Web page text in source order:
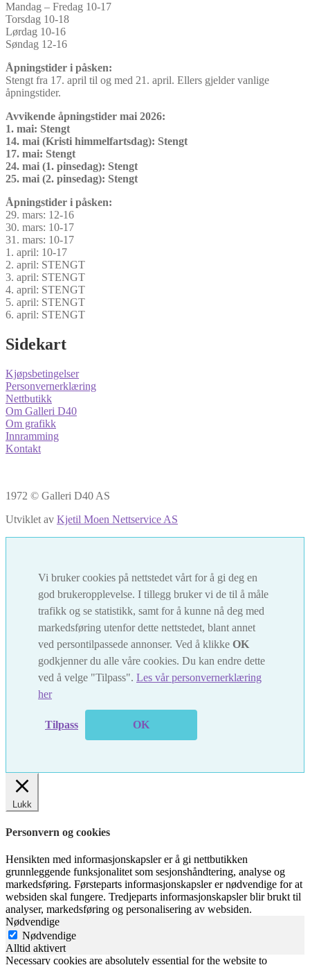
Mandag – Fredag 10-17
Torsdag 10-18
Lørdag 10-16
Søndag 12-16
Åpningstider i påsken:
Stengt fra 17. april til og med 21. april. Ellers gjelder vanlige
åpningstider.
Avvikende åpningstider mai 2026:
1. mai: Stengt
14. mai (Kristi himmelfartsdag): Stengt
17. mai: Stengt
24. mai (1. pinsedag): Stengt
25. mai (2. pinsedag): Stengt
Åpningstider i påsken:
29. mars: 12-16
30. mars: 10-17
31. mars: 10-17
1. april: 10-17
2. april: STENGT
3. april: STENGT
4. april: STENGT
5. april: STENGT
6. april: STENGT
Sidekart
Kjøpsbetingelser
Personvernerklæring
Nettbutikk
Om Galleri D40
Om grafikk
Innramming
Kontakt
1972 © Galleri D40 AS
Utviklet av Kjetil Moen Nettservice AS
Vi bruker cookies på nettstedet vårt for å gi deg en
god brukeropplevelse. I tillegg bruker vi de til å måle
trafikk og se statistikk, samt for å kunne nå deg med
markedsføring utenfor dette nettstedet, blant annet
ved persontilpassede annonser. Ved å klikke OK
godkjenner du alle våre cookies. Du kan endre dette
ved å velge "Tilpass". Les vår personvernerklæring
her
Tilpass OK
Lukk
Personvern og cookies
Hensikten med informasjonskapsler er å gi nettbutikken
grunnleggende funksjonalitet som sesjonshåndtering, analyse og
markedsføring. Førsteparts informasjonskapsler er nødvendige for at
websiden skal fungere. Tredjeparts informasjonskapsler blir brukt til
analyser, markedsføring og personalisering av websiden.
Nødvendige
Nødvendige
Alltid aktivert
Necessary cookies are absolutely essential for the website to